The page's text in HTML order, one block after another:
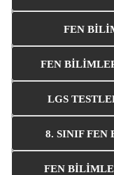
FEN
FEN
LGS
8. SINIF
FEN